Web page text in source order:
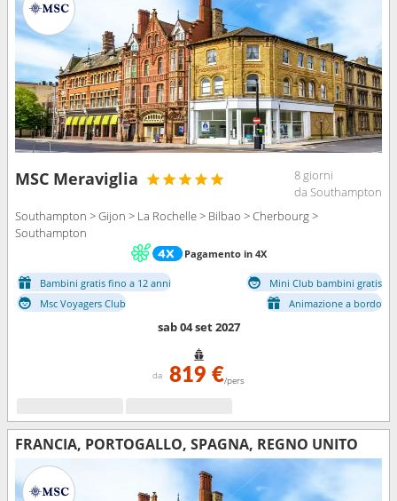
MSC Meraviglia
8 giorni
da Southampton
Southampton > Gijon > La Rochelle > Bilbao > Cherbourg >
Southampton
Pagamento in 4X
Bambini gratis fino a 12 anni
Mini Club bambini gratis
Msc Voyagers Club
Animazione a bordo
sab 04 set 2027
da 819 €/pers
FRANCIA, PORTOGALLO, SPAGNA, REGNO UNITO